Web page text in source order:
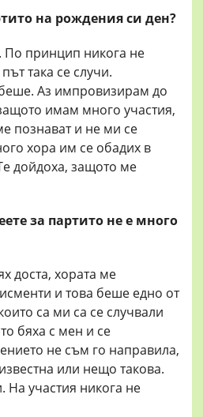
на рождения си ден?
По принцип никога не
така се случи.
Аз импровизирам до
имам много участия,
познават и не ми се
хора им се обадих в
дойдоха, защото ме
за партито не е много
доста, хората ме
и това беше едно от
са ми са се случвали
бяха с мен и се
не съм го направила,
или нещо такова.
На участия никога не